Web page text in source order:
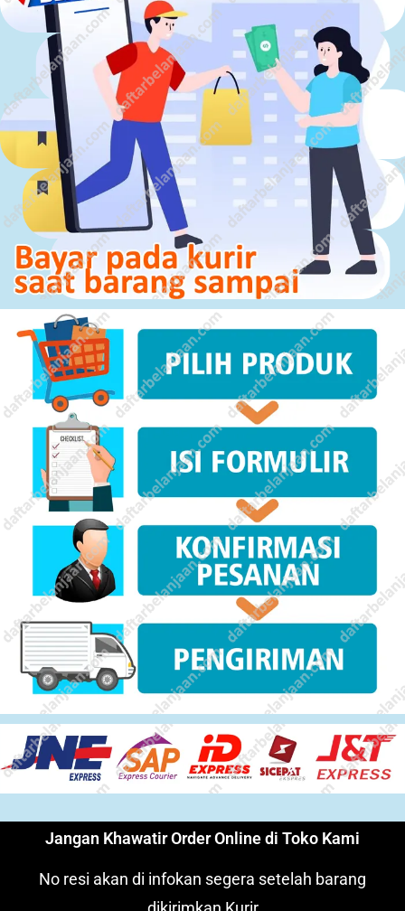
Jangan Khawatir Order Online di Toko Kami
No resi akan di infokan segera setelah barang